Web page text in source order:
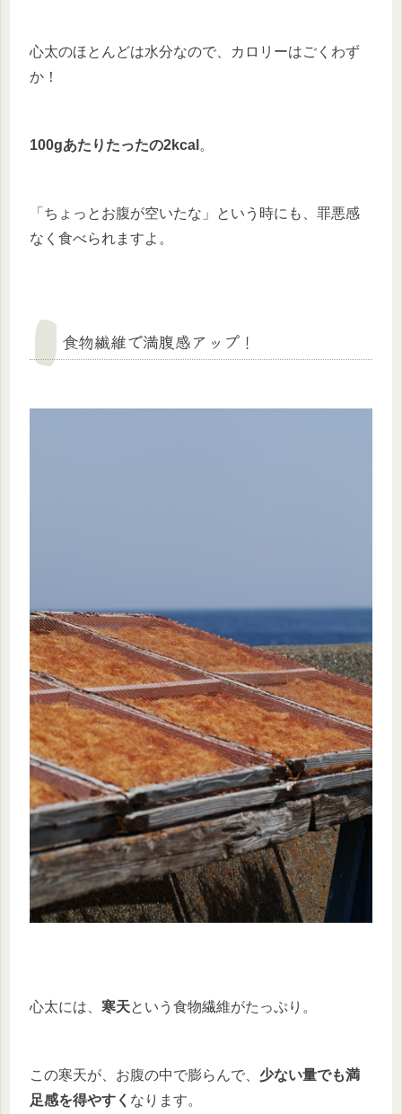
心太のほとんどは水分なので、カロリーはごくわず
か！
100gあたりたったの2kcal 。
「ちょっとお腹が空いたな」という時にも、罪悪感
なく食べられますよ。
食物繊維で満腹感アップ！
心太には、 寒天という食物繊維がたっぷり。
この寒天が、お腹の中で膨らんで、 少ない量でも満
足感を得やすく なります。